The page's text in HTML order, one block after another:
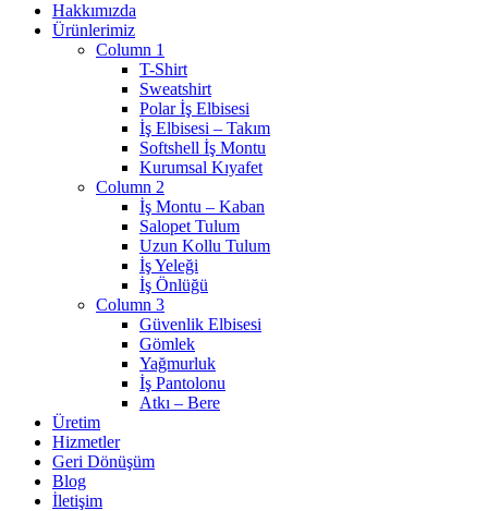
Hakkımızda
Ürünlerimiz
Column 1
T-Shirt
Sweatshirt
Polar İş Elbisesi
İş Elbisesi – Takım
Softshell İş Montu
Kurumsal Kıyafet
Column 2
İş Montu – Kaban
Salopet Tulum
Uzun Kollu Tulum
İş Yeleği
İş Önlüğü
Column 3
Güvenlik Elbisesi
Gömlek
Yağmurluk
İş Pantolonu
Atkı – Bere
Üretim
Hizmetler
Geri Dönüşüm
Blog
İletişim